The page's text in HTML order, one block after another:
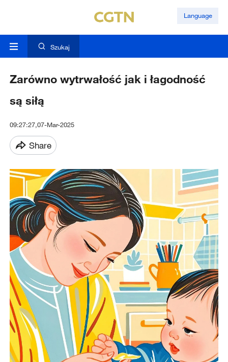
Language
Szukaj
Zarówno wytrwałość jak i łagodność
są siłą
09:27:27,07-Mar-2025
Share